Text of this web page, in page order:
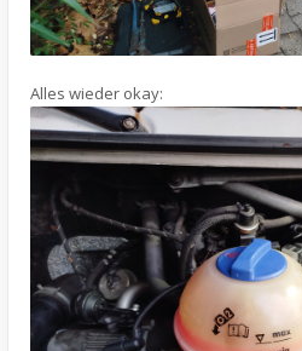
Alles wieder okay: